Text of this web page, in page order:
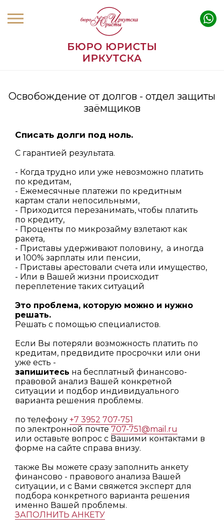
Освобождение от долгов - отдел защиты
заёмщиков
Списать долги под ноль.
С гарантией результата.
- Когда трудно или уже невозможно платить
по кредитам,
- Ежемесячные платежи по кредитным
картам стали непосильными,
- Приходится перезанимать, чтобы платить
по кредиту,
- Проценты по микрозайму взлетают как
ракета,
- Приставы удерживают половину, а иногда
и 100% зарплаты или пенсии,
- Приставы арестовали счета или имущество,
- Или в Вашей жизни происходит
переплетение таких ситуаций
Это проблема, которую можно и нужно
решать.
Решать с помощью специалистов.
Если Вы потеряли возможность платить по
кредитам, предвидите просрочки или они
уже есть -
запишитесь на бесплатный финансово-
правовой анализ Вашей конкретной
ситуации и подбор индивидуального
варианта решения проблемы.
по телефону +7 3952 707-751
по электронной почте 707-751@mail.ru
или оставьте вопрос с Вашими контактами в
форме на сайте справа внизу.
также Вы можете сразу заполнить анкету
финансово - правового анализа Вашей
ситуации, и с Вами свяжется эксперт для
подбора конкретного варианта решения
именно Вашей проблемы.
ЗАПОЛНИТЬ АНКЕТУ